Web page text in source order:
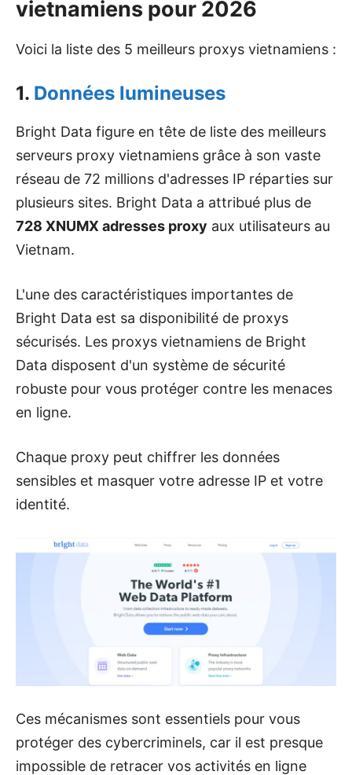
vietnamiens pour 2026
Voici la liste des 5 meilleurs proxys vietnamiens :
1. Données lumineuses
Bright Data figure en tête de liste des meilleurs
serveurs proxy vietnamiens grâce à son vaste
réseau de 72 millions d'adresses IP réparties sur
plusieurs sites. Bright Data a attribué plus de
728 XNUMX adresses proxy aux utilisateurs au
Vietnam.
L'une des caractéristiques importantes de
Bright Data est sa disponibilité de proxys
sécurisés. Les proxys vietnamiens de Bright
Data disposent d'un système de sécurité
robuste pour vous protéger contre les menaces
en ligne.
Chaque proxy peut chiffrer les données
sensibles et masquer votre adresse IP et votre
identité.
Ces mécanismes sont essentiels pour vous
protéger des cybercriminels, car il est presque
impossible de retracer vos activités en ligne